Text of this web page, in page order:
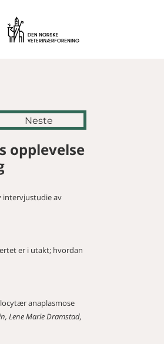
Vetnett
Neste
opplevelse
intervjustudie av
er i utakt; hvordan
anaplasmose
Lene Marie Dramstad,